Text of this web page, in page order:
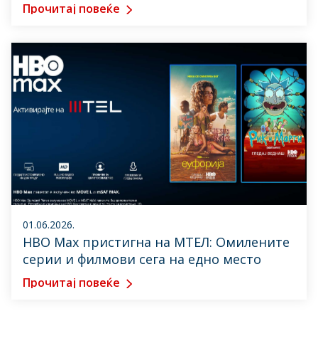
Прочитај повеќе
01.06.2026.
HBO Max пристигна на МТЕЛ: Омилените
серии и филмови сега на едно место
Прочитај повеќе